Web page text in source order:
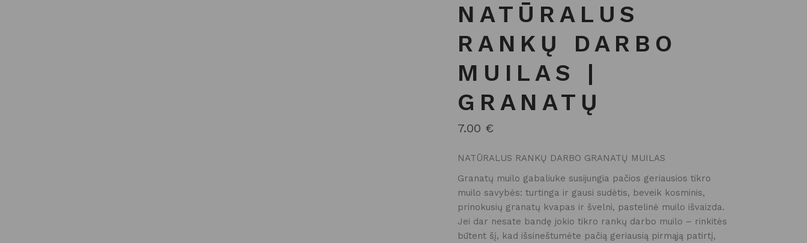
NATŪRALUS
RANKŲ DARBO
MUILAS |
GRANATŲ
7.00 €
NATŪRALUS RANKŲ DARBO GRANATŲ MUILAS
Granatų muilo gabaliuke susijungia pačios geriausios tikro
muilo savybės: turtinga ir gausi sudėtis, beveik kosminis,
prinokusių granatų kvapas ir švelni, pastelinė muilo išvaizda.
Jei dar nesate bandę jokio tikro rankų darbo muilo – rinkitės
būtent šį, kad išsineštumėte pačią geriausią pirmąją patirtį,